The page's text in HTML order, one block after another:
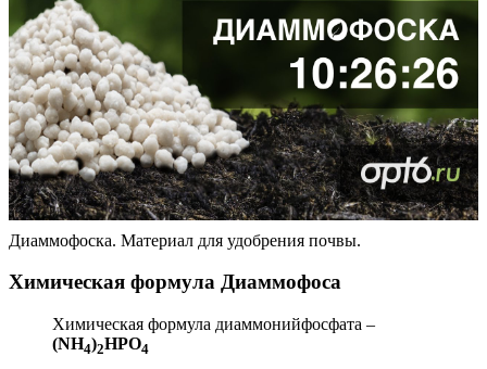
Диаммофоска. Материал для удобрения почвы.
Химическая формула Диаммофоса
Химическая формула диаммонийфосфата –
(NH4)2HPO4